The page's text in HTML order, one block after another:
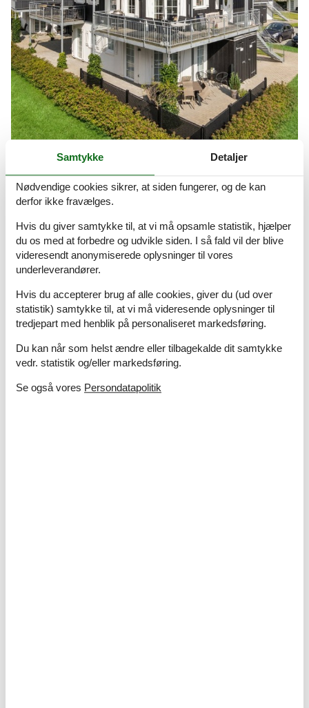
sommerhus bogense uge 30
Stort udvalg af sommerhuse i uge 30
Samtykke Detaljer
Nødvendige cookies sikrer, at siden fungerer, og de kan
derfor ikke fravælges.
Hvis du giver samtykke til, at vi må opsamle statistik, hjælper
du os med at forbedre og udvikle siden. I så fald vil der blive
videresendt anonymiserede oplysninger til vores
underleverandører.
Hvis du accepterer brug af alle cookies, giver du (ud over
statistik) samtykke til, at vi må videresende oplysninger til
tredjepart med henblik på personaliseret markedsføring.
Du kan når som helst ændre eller tilbagekalde dit samtykke
vedr. statistik og/eller markedsføring.
Se også vores Persondatapolitik